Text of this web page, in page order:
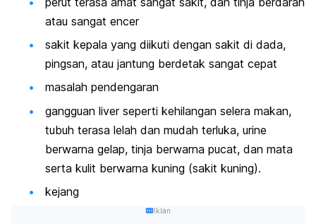
atau sangat encer
sakit kepala yang diikuti dengan sakit di dada,
pingsan, atau jantung berdetak sangat cepat
masalah pendengaran
gangguan liver seperti kehilangan selera makan,
tubuh terasa lelah dan mudah terluka, urine
berwarna gelap, tinja berwarna pucat, dan mata
serta kulit berwarna kuning (sakit kuning).
kejang
Iklan